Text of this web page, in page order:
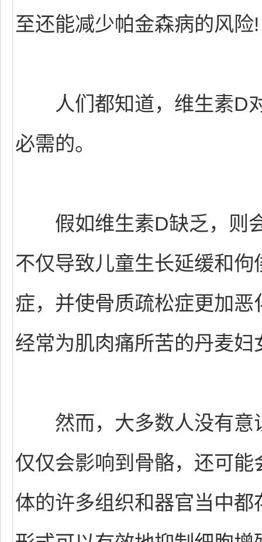
至还能减少帕金森病的风险!
人们都知道，维生素D对
必需的。
假如维生素D缺乏，则会
不仅导致儿童生长延缓和
症，并使骨质疏松症更加
经常为肌肉痛所苦的丹麦
然而，大多数人没有意
仅仅会影响到骨骼，还可
体的许多组织和器官当中